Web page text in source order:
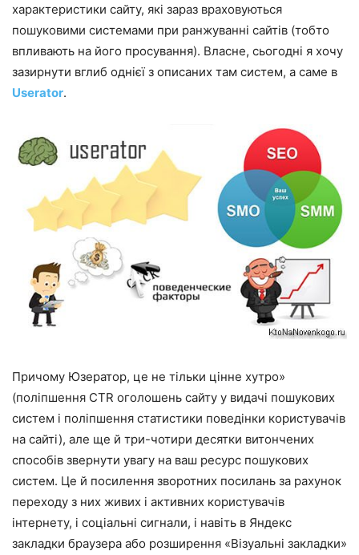
характеристики сайту, які зараз враховуються
пошуковими системами при ранжуванні сайтів (тобто
впливають на його просування). Власне, сьогодні я хочу
зазирнути вглиб однієї з описаних там систем, а саме в
Userator.
Причому Юзератор, це не тільки цінне хутро»
(поліпшення CTR оголошень сайту у видачі пошукових
систем і поліпшення статистики поведінки користувачів
на сайті), але ще й три-чотири десятки витончених
способів звернути увагу на ваш ресурс пошукових
систем. Це й посилення зворотних посилань за рахунок
переходу з них живих і активних користувачів
інтернету, і соціальні сигнали, і навіть в Яндекс
закладки браузера або розширення «Візуальні закладки»